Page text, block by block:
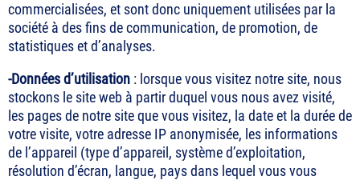
commercialisées, et sont donc uniquement utilisées par la
société à des fins de communication, de promotion, de
statistiques et d’analyses.
-Données d’utilisation : lorsque vous visitez notre site, nous
stockons le site web à partir duquel vous nous avez visité,
les pages de notre site que vous visitez, la date et la durée de
votre visite, votre adresse IP anonymisée, les informations
de l’appareil (type d’appareil, système d’exploitation,
résolution d’écran, langue, pays dans lequel vous vous